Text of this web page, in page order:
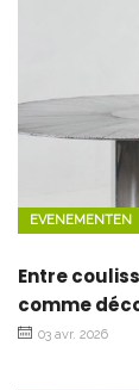
EVENEMENTEN
Entre
comme
03 avr. 2026